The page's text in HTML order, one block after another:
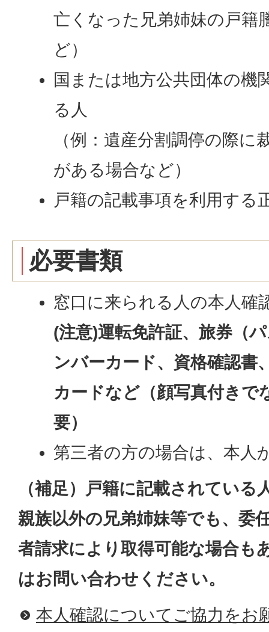
亡くなった兄弟姉妹の戸籍
ど）
国または地方公共団体の機
る人
（例：遺産分割調停の際に
がある場合など）
戸籍の記載事項を利用する
必要書類
窓口に来られる人の本人確
(注意)運転免許証、旅券（
ンバーカード、 資格確認書
カードなど（顔写真付きで
要）
第三者の方の場合は、本人
（補足）戸籍に記載されている
親族以外の兄弟姉妹等でも、委
者請求により取得可能な場合も
はお問い合わせください。
本人確認についてご協力をお